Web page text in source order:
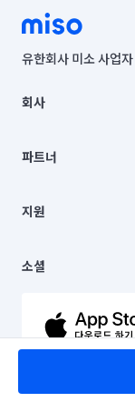
유한회사 미소 사업
00019 |
주소 | 본사: 서울특별
컨택센터 : 서울특별
상품, 상품정보, 거래
언론 보도 관련 문의:
© 유한회사 미소.
회사
채용
파트너
이사
지원
이용약관
문의하기
소셜
유튜브